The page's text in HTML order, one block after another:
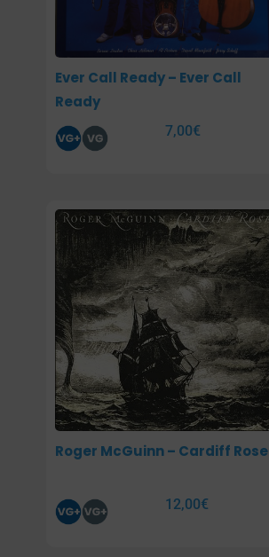
Ever Call Ready – Ever Call
Ready
7,00€
Roger McGuinn – Cardiff Rose
12,00€